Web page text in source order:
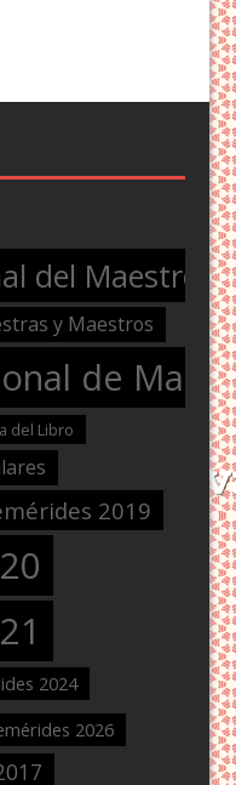
del Maestro
y Maestros
de
del Libro
2019
2024
2026